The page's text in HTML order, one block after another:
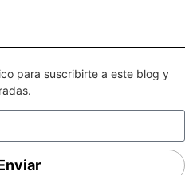
para suscribirte a este blog y